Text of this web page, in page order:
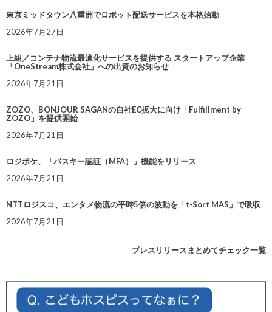
東京ミッドタウン八重洲でロボット配送サービスを本格始動
2026年7月27日
上組／コンテナ物流最適化サービスを提供する スタートアップ企業
「OneStream株式会社」への出資のお知らせ
2026年7月21日
ZOZO、BONJOUR SAGANの自社EC拡大に向け「Fulfillment by
ZOZO」を提供開始
2026年7月21日
ロジポケ、「パスキー認証（MFA）」機能をリリース
2026年7月21日
NTTロジスコ、エンタメ物流の平時5倍の波動を「t-Sort MAS」で吸収
2026年7月21日
プレスリリースまとめてチェック一覧